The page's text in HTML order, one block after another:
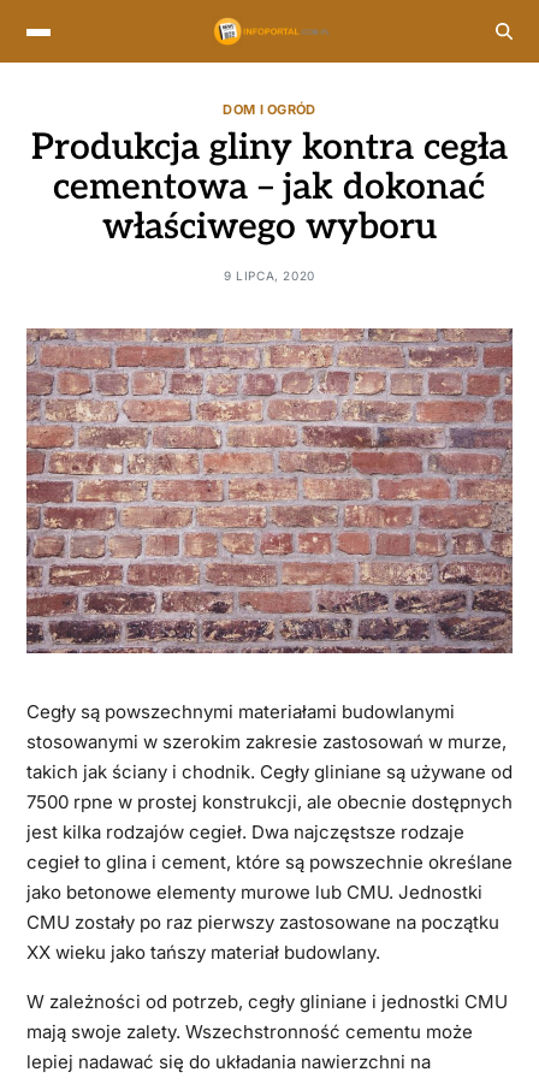
DOM I OGRÓD
Produkcja gliny kontra cegła
cementowa – jak dokonać
właściwego wyboru
9 LIPCA, 2020
Cegły są powszechnymi materiałami budowlanymi
stosowanymi w szerokim zakresie zastosowań w murze,
takich jak ściany i chodnik. Cegły gliniane są używane od
7500 rpne w prostej konstrukcji, ale obecnie dostępnych
jest kilka rodzajów cegieł. Dwa najczęstsze rodzaje
cegieł to glina i cement, które są powszechnie określane
jako betonowe elementy murowe lub CMU. Jednostki
CMU zostały po raz pierwszy zastosowane na początku
XX wieku jako tańszy materiał budowlany.
W zależności od potrzeb, cegły gliniane i jednostki CMU
mają swoje zalety. Wszechstronność cementu może
lepiej nadawać się do układania nawierzchni na